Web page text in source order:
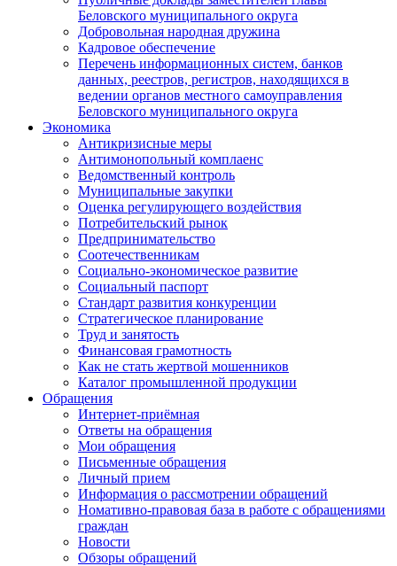
Беловского муниципального округа
Добровольная народная дружина
Кадровое обеспечение
Перечень информационных систем, банков
данных, реестров, регистров, находящихся в
ведении органов местного самоуправления
Беловского муниципального округа
Экономика
Антикризисные меры
Антимонопольный комплаенс
Ведомственный контроль
Муниципальные закупки
Оценка регулирующего воздействия
Потребительский рынок
Предпринимательство
Соотечественникам
Социально-экономическое развитие
Социальный паспорт
Стандарт развития конкуренции
Стратегическое планирование
Труд и занятость
Финансовая грамотность
Как не стать жертвой мошенников
Каталог промышленной продукции
Обращения
Интернет-приёмная
Ответы на обращения
Мои обращения
Письменные обращения
Личный прием
Информация о рассмотрении обращений
Номативно-правовая база в работе с обращениями
граждан
Новости
Обзоры обращений